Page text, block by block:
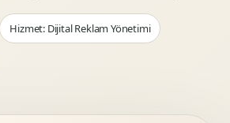
Hizmet: Dijital Reklam Yönetimi